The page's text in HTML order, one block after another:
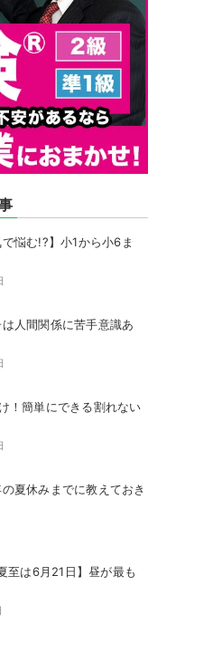
で悩む!?】小1から小6ま
は人間関係に苦手意識あ
！簡単にできる割れない
夏休みまでに教えておき
至は6月21日】昼が最も